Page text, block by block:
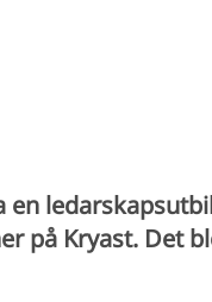
på Kryast. Det